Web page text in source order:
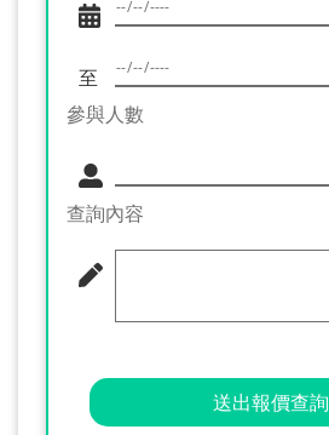
至
參與人數
查詢內容
送出報價查詢